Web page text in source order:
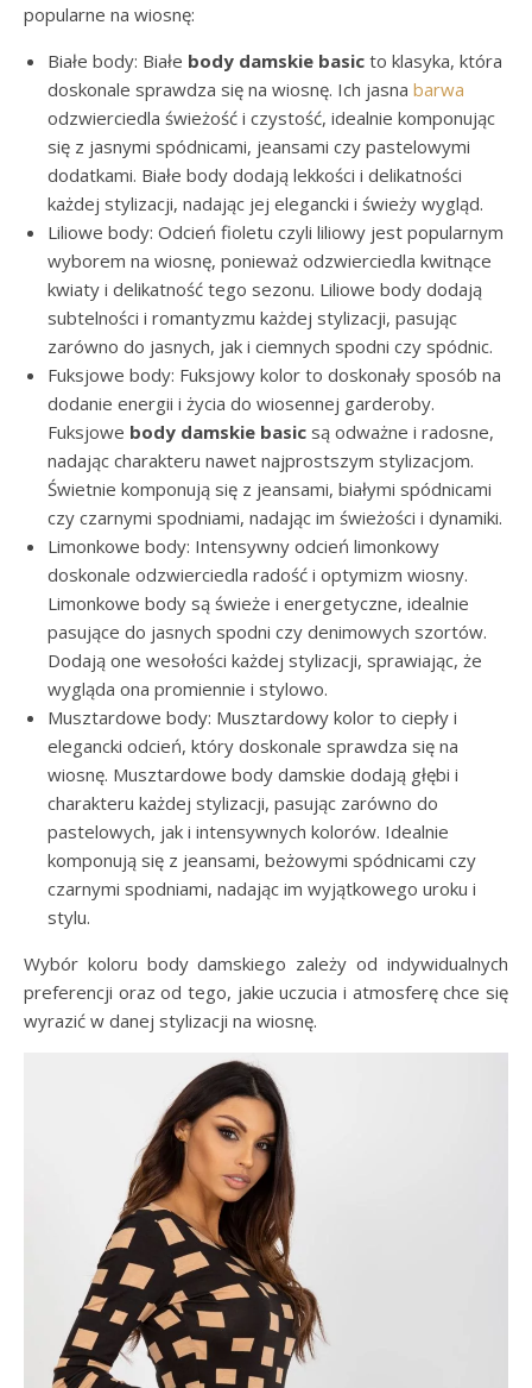
popularne na wiosnę:
Białe body: Białe body damskie basic to klasyka, która
doskonale sprawdza się na wiosnę. Ich jasna barwa
odzwierciedla świeżość i czystość, idealnie komponując
się z jasnymi spódnicami, jeansami czy pastelowymi
dodatkami. Białe body dodają lekkości i delikatności
każdej stylizacji, nadając jej elegancki i świeży wygląd.
Liliowe body: Odcień fioletu czyli liliowy jest popularnym
wyborem na wiosnę, ponieważ odzwierciedla kwitnące
kwiaty i delikatność tego sezonu. Liliowe body dodają
subtelności i romantyzmu każdej stylizacji, pasując
zarówno do jasnych, jak i ciemnych spodni czy spódnic.
Fuksjowe body: Fuksjowy kolor to doskonały sposób na
dodanie energii i życia do wiosennej garderoby.
Fuksjowe body damskie basic są odważne i radosne,
nadając charakteru nawet najprostszym stylizacjom.
Świetnie komponują się z jeansami, białymi spódnicami
czy czarnymi spodniami, nadając im świeżości i dynamiki.
Limonkowe body: Intensywny odcień limonkowy
doskonale odzwierciedla radość i optymizm wiosny.
Limonkowe body są świeże i energetyczne, idealnie
pasujące do jasnych spodni czy denimowych szortów.
Dodają one wesołości każdej stylizacji, sprawiając, że
wygląda ona promiennie i stylowo.
Musztardowe body: Musztardowy kolor to ciepły i
elegancki odcień, który doskonale sprawdza się na
wiosnę. Musztardowe body damskie dodają głębi i
charakteru każdej stylizacji, pasując zarówno do
pastelowych, jak i intensywnych kolorów. Idealnie
komponują się z jeansami, beżowymi spódnicami czy
czarnymi spodniami, nadając im wyjątkowego uroku i
stylu.
Wybór koloru body damskiego zależy od indywidualnych
preferencji oraz od tego, jakie uczucia i atmosferę chce się
wyrazić w danej stylizacji na wiosnę.